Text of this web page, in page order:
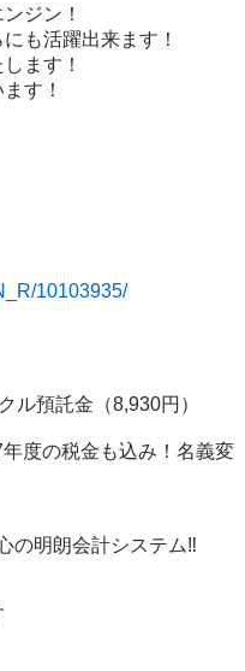
ジン！
も活躍出来ます！
ます！
す！
10103935/
ル預託金（8,930円）
年度の税金も込み！名義変
の明朗会計システム‼️